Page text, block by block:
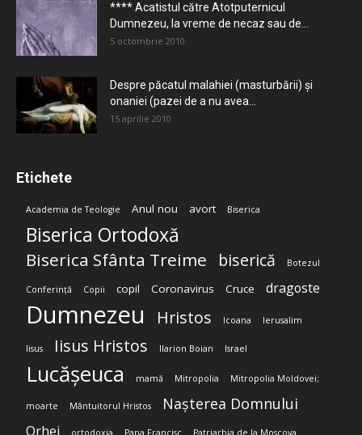
**** Acatistul către Atotputernicul
Dumnezeu, la vreme de necaz sau de...
5 octombrie 2010
Despre păcatul malahiei (masturbării) şi
onaniei (pazei de a nu avea...
15 aprilie 2010
Etichete
Academia de Teologie Anul nou avort Biserica
Biserica Ortodoxă
Biserica Sfânta Treime biserică Botezul
Conferință Copii copil Coronavirus Cruce dragoste
Dumnezeu Hristos Icoana Ierusalim
Iisus Iisus Hristos Ilarion Boian Israel
Lucășeuca mamă Mitropolia Mitropolia Moldovei;
moarte Mântuitorul Hristos Nașterea Domnului
Orhei